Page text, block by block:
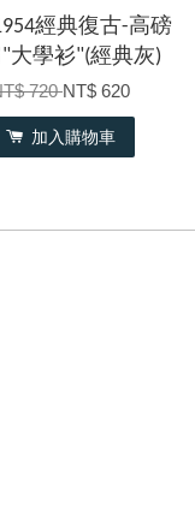
經典復古-高磅
大學衫"(經典灰)
720NT$ 620
加入購物車